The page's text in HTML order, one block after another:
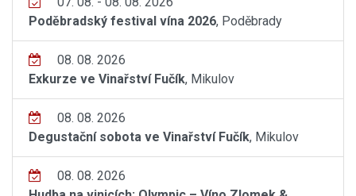
Poděbradský festival vína 2026, Poděbrady
08. 08. 2026
Exkurze ve Vinařství Fučík, Mikulov
08. 08. 2026
Degustační sobota ve Vinařství Fučík, Mikulov
08. 08. 2026